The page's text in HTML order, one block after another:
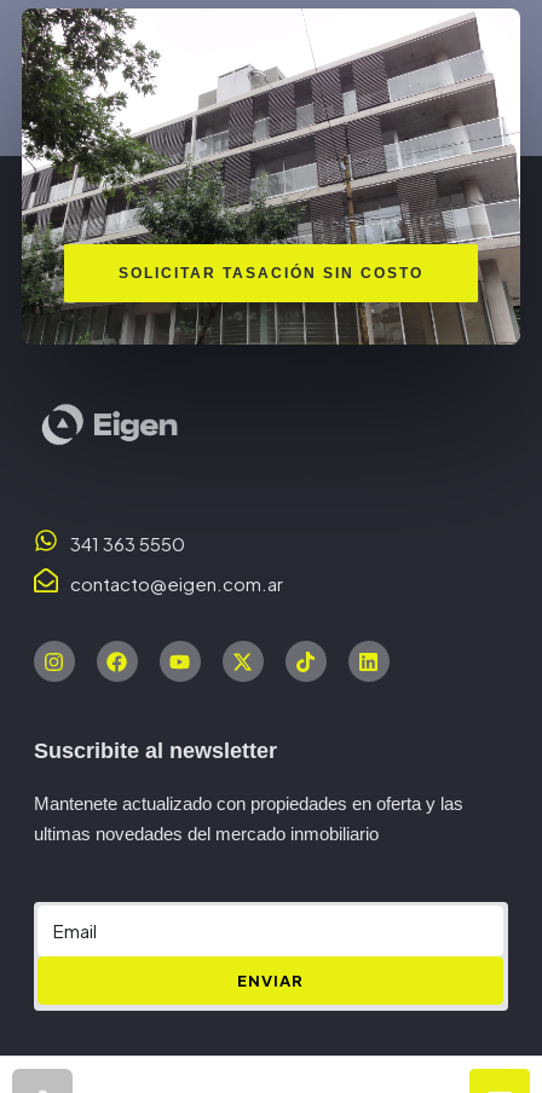
SOLICITAR TASACIÓN SIN COSTO
341 363 5550
contacto@eigen.com.ar
Suscribite al newsletter
Mantenete actualizado con propiedades en oferta y las
ultimas novedades del mercado inmobiliario
ENVIAR